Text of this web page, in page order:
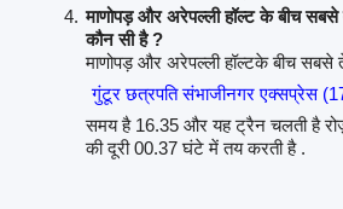
माणोपड़ और अरेपल्ली हॉल्ट के बीच
कौन सी है ?
माणोपड़ और अरेपल्ली हॉल्टके बीच
गुंटूर छत्रपति संभाजीनगर एक्सप्रेस
समय है 16.35 और यह ट्रैन चलती है
की दूरी 00.37 घंटे में तय करती है .